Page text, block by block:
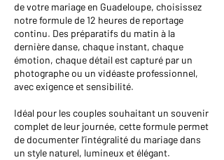
de votre mariage en Guadeloupe, choisissez
notre formule de 12 heures de reportage
continu. Des préparatifs du matin à la
dernière danse, chaque instant, chaque
émotion, chaque détail est capturé par un
photographe ou un vidéaste professionnel,
avec exigence et sensibilité.
Idéal pour les couples souhaitant un souvenir
complet de leur journée, cette formule permet
de documenter l’intégralité du mariage dans
un style naturel, lumineux et élégant.